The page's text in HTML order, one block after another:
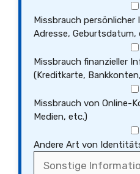
Missbrauch
Adresse, Geburtsdatum,
Missbrauch finanzieller
(Kreditkarte,
Missbrauch von Online-
Medien, etc.)
Andere Art von